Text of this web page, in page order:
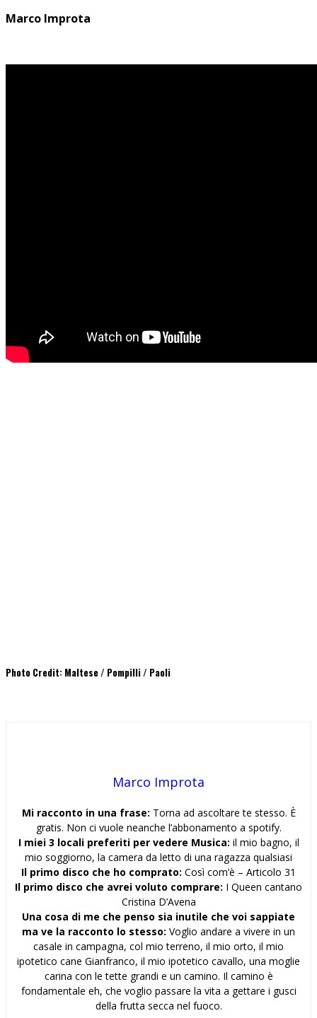
Marco Improta
Photo Credit: Maltese / Pompilli / Paoli
Marco Improta
Mi racconto in una frase: Torna ad ascoltare te stesso. È
gratis. Non ci vuole neanche l’abbonamento a spotify.
I miei 3 locali preferiti per vedere Musica: il mio bagno, il
mio soggiorno, la camera da letto di una ragazza qualsiasi
Il primo disco che ho comprato: Così com’è – Articolo 31
Il primo disco che avrei voluto comprare: I Queen cantano
Cristina D’Avena
Una cosa di me che penso sia inutile che voi sappiate
ma ve la racconto lo stesso: Voglio andare a vivere in un
casale in campagna, col mio terreno, il mio orto, il mio
ipotetico cane Gianfranco, il mio ipotetico cavallo, una moglie
carina con le tette grandi e un camino. Il camino è
fondamentale eh, che voglio passare la vita a gettare i gusci
della frutta secca nel fuoco.